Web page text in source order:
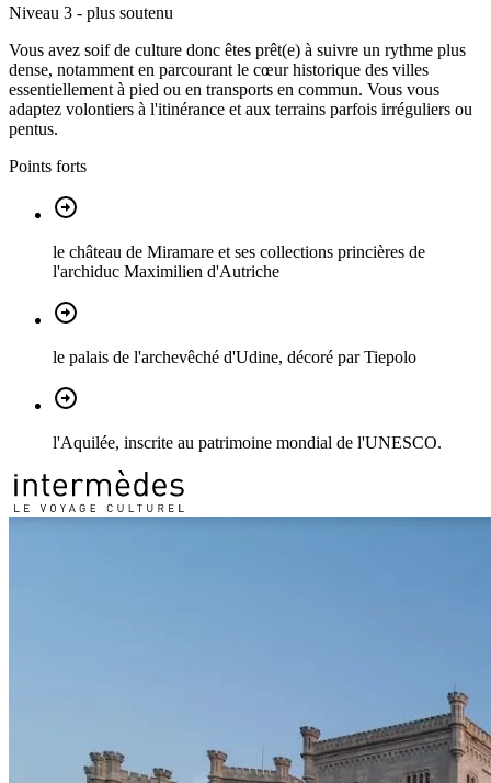
Niveau 3 - plus soutenu
Vous avez soif de culture donc êtes prêt(e) à suivre un rythme plus
dense, notamment en parcourant le cœur historique des villes
essentiellement à pied ou en transports en commun. Vous vous
adaptez volontiers à l'itinérance et aux terrains parfois irréguliers ou
pentus.
Points forts
le château de Miramare et ses collections princières de
l'archiduc Maximilien d'Autriche
le palais de l'archevêché d'Udine, décoré par Tiepolo
l'Aquilée, inscrite au patrimoine mondial de l'UNESCO.